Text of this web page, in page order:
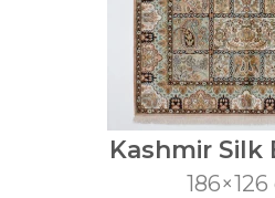
Kashmir Silk